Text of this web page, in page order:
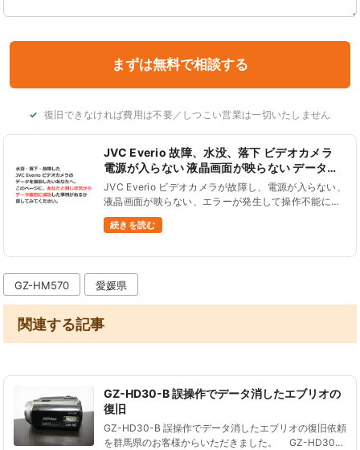
復旧できなければ費用は不要／しつこい営業は一切いたしません
JVC Everio 故障、水没、落下 ビデオカメラ
電源が入らない 液晶画面が映らない データ復
旧
JVC Everio ビデオカメラが故障し、電源が入らない、
液晶画面が映らない、エラーが発生して操作不能にな
ることがあります。 そんな場合でも、ビデオカメラの
データを復旧することができます。 海やプールで水没
続きを読む
GZ-HM570 愛媛県
関連する記事
GZ-HD30-B 誤操作でデータ消したエブリオの
復旧
GZ-HD30-B 誤操作でデータ消したエブリオの復旧依頼
を群馬県のお客様からいただきました。 GZ-HD30-B